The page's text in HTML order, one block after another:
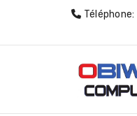
Téléphone: